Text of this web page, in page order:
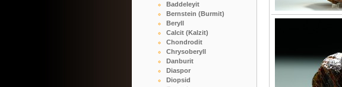
Baddeleyit
Bernstein (Burmit)
Beryll
Calcit (Kalzit)
Chondrodit
Chrysoberyll
Danburit
Diaspor
Diopsid